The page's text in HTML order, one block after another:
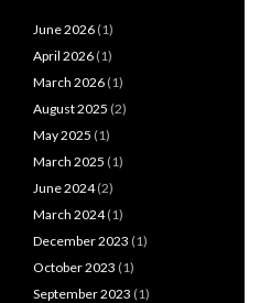
June 2026 (1)
April 2026 (1)
March 2026 (1)
August 2025 (2)
May 2025 (1)
March 2025 (1)
June 2024(2)
March 2024(1)
December 2023 (1)
October 2023 (1)
September 2023 (1)